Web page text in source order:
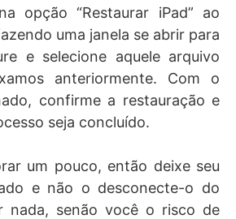
opção “Restaurar iPad” ao
uma janela se abrir para
e selecione aquele arquivo
anteriormente. Com o
confirme a restauração e
seja concluído.
um pouco, então deixe seu
e não o desconecte-o do
nada, senão você o risco de